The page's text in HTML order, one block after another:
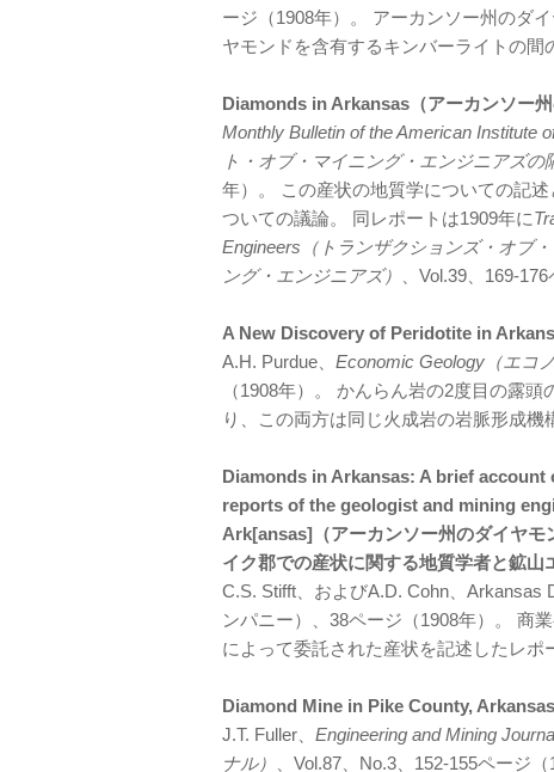
ージ（1908年）。 アーカンソー州のダ
ヤモンドを含有するキンバーライトの間
Diamonds in Arkansas（アーカンソー州
Monthly Bulletin of the American Institute
ト・オブ・マイニング・エンジニアズの
年）。 この産状の地質学についての記
ついての議論。 同レポートは1909年に
Engineers（トランザクションズ・オブ
ング・エンジニアズ）
、Vol.39、169-
A New Discovery of Peridotite in
A.H. Purdue、 Economic Geology（エコ
（1908年）。 かんらん岩の2度目の露
り、この両方は同じ火成岩の岩脈形成機
Diamonds in Arkansas: A brief
reports of the geologist and mining
Ark[ansas]（アーカンソー州のダイヤモ
イク郡での産状に関する地質学者と鉱山
C.S. Stifft、およびA.D. Cohn、Arkansas
ンパニー）、38ページ（1908年）。 商
によって委託された産状を記述したレポ
Diamond Mine in Pike County,
J.T. Fuller、 Engineering and Mining
ナル）
、Vol.87、No.3、152-155ページ